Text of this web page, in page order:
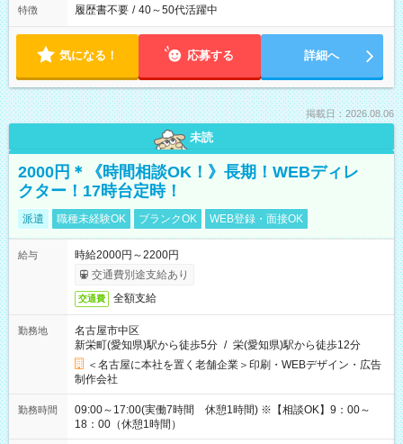
特徴 履歴書不要 / 40～50代活躍中
気になる！ 応募する 詳細へ
掲載日：2026.08.06
未読
2000円＊《時間相談OK！》長期！WEBディレ
クター！17時台定時！
派遣 職種未経験OK ブランクOK WEB登録・面接OK
給与
時給2000円～2200円
交通費別途支給あり
交通費 全額支給
勤務地
名古屋市中区
新栄町(愛知県)駅から徒歩5分 / 栄(愛知県)駅から徒歩12分
＜名古屋に本社を置く老舗企業＞印刷・WEBデザイン・広告
制作会社
勤務時間
09:00～17:00(実働7時間 休憩1時間) ※【相談OK】9：00～
18：00（休憩1時間）